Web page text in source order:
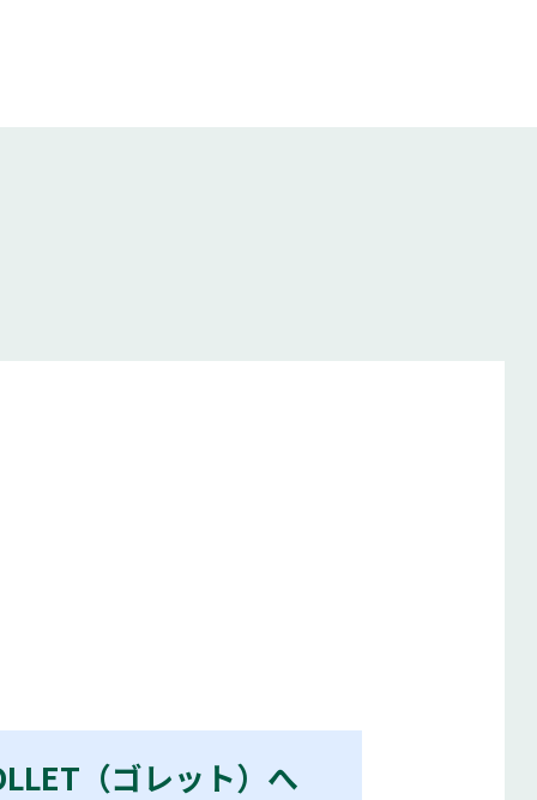
（ゴレット）へ